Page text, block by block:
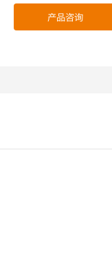
产品咨询